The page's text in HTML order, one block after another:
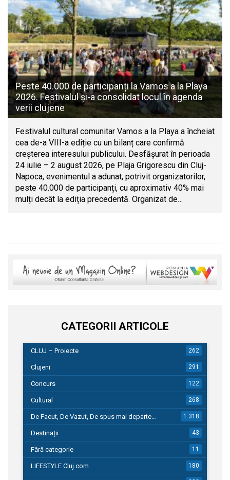
Peste 40.000 de participanți la Vamos a la Playa
2026. Festivalul și-a consolidat locul în agenda
verii clujene
Festivalul cultural comunitar Vamos a la Playa a încheiat
cea de-a VIII-a ediție cu un bilanț care confirmă
creșterea interesului publicului. Desfășurat în perioada
24 iulie – 2 august 2026, pe Plaja Grigorescu din Cluj-
Napoca, evenimentul a adunat, potrivit organizatorilor,
peste 40.000 de participanți, cu aproximativ 40% mai
mulți decât la ediția precedentă. Organizat de…
CATEGORII ARTICOLE
CLUJ – Proiecte 262
Clujeni 291
Concurs 122
Cultural 268
De Facut, De Vazut, De spus mai departe… 1.318
Destinații 43
Fără categorie 11
LIFESTYLE Cluj.com 180